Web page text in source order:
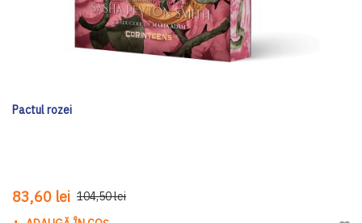
Pactul rozei
83,60 lei 104,50 lei